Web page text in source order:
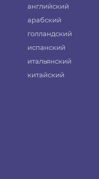
английский
арабский
голландский
испанский
итальянский
китайский